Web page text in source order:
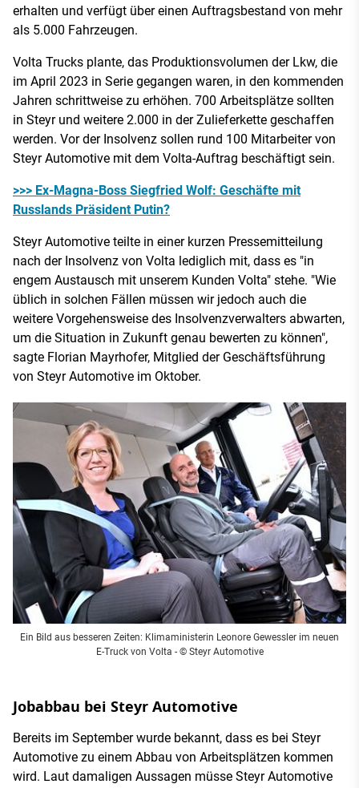
erhalten und verfügt über einen Auftragsbestand von mehr
als 5.000 Fahrzeugen.
Volta Trucks plante, das Produktionsvolumen der Lkw, die
im April 2023 in Serie gegangen waren, in den kommenden
Jahren schrittweise zu erhöhen. 700 Arbeitsplätze sollten
in Steyr und weitere 2.000 in der Zulieferkette geschaffen
werden. Vor der Insolvenz sollen rund 100 Mitarbeiter von
Steyr Automotive mit dem Volta-Auftrag beschäftigt sein.
>>> Ex-Magna-Boss Siegfried Wolf: Geschäfte mit
Russlands Präsident Putin?
Steyr Automotive teilte in einer kurzen Pressemitteilung
nach der Insolvenz von Volta lediglich mit, dass es "in
engem Austausch mit unserem Kunden Volta" stehe. "Wie
üblich in solchen Fällen müssen wir jedoch auch die
weitere Vorgehensweise des Insolvenzverwalters abwarten,
um die Situation in Zukunft genau bewerten zu können",
sagte Florian Mayrhofer, Mitglied der Geschäftsführung
von Steyr Automotive im Oktober.
Ein Bild aus besseren Zeiten: Klimaministerin Leonore Gewessler im neuen
E-Truck von Volta - © Steyr Automotive
Jobabbau bei Steyr Automotive
Bereits im September wurde bekannt, dass es bei Steyr
Automotive zu einem Abbau von Arbeitsplätzen kommen
wird. Laut damaligen Aussagen müsse Steyr Automotive